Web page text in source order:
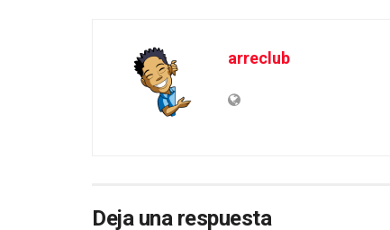
arreclub
Deja una respuesta